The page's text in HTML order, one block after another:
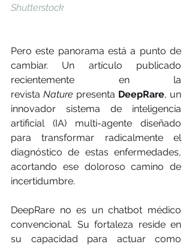
Shutterstock
Pero este panorama está a punto de
cambiar. Un artículo publicado
recientemente en la
revista Nature presenta DeepRare, un
innovador sistema de inteligencia
artificial (IA) multi-agente diseñado
para transformar radicalmente el
diagnóstico de estas enfermedades,
acortando ese doloroso camino de
incertidumbre.
DeepRare no es un chatbot médico
convencional. Su fortaleza reside en
su capacidad para actuar como